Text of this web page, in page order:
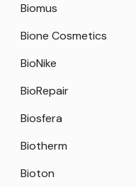
Biomus
Bione Cosmetics
BioNike
BioRepair
Biosfera
Biotherm
Bioton